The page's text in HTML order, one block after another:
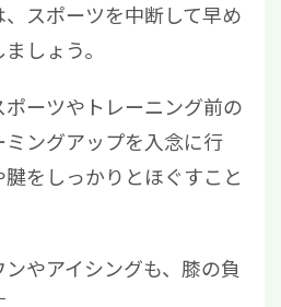
スポーツを中断して早め
しょう。
ーツやトレーニング前の
ングアップを入念に行
をしっかりとほぐすこと
やアイシングも、膝の負